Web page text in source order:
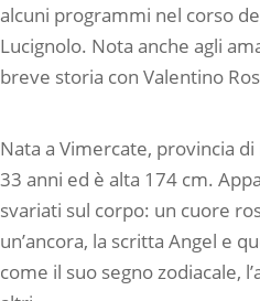
alcuni programmi nel corso
Lucignolo. Nota anche agli
breve storia con Valentino
Nata a Vimercate, provincia di
33 anni ed è alta 174 cm.
svariati sul corpo: un cuore
un’ancora, la scritta Angel e
come il suo segno zodiacale,